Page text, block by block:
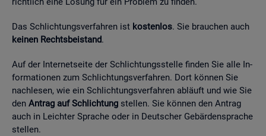
Das Schlich­tungs­ver­fah­ren ist kos­ten­los. Sie brau­chen auch
kei­nen Rechts­bei­stand.
Auf der In­ter­net­sei­te der Schlich­tungs­stel­le fin­den Sie alle In­
for­ma­tio­nen zum Schlich­tungs­ver­fah­ren. Dort kön­nen Sie
nach­le­sen, wie ein Schlich­tungs­ver­fah­ren ab­läuft und wie Sie
den An­trag auf Schlich­tung stel­len. Sie kön­nen den An­trag
auch in Leich­ter Spra­che oder in Deut­scher Ge­bär­den­spra­che
stel­len.